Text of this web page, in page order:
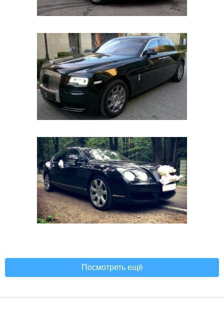
Посмотреть ещё